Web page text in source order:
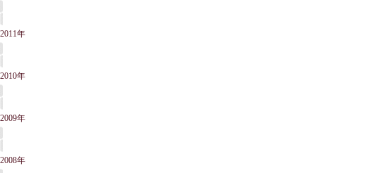
2011年
2010年
2009年
2008年